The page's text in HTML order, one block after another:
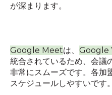
が深まります。
Google Meetは、 Google
統合されているため、会議
非常にスムーズです。各加
スケジュールしやすいです。